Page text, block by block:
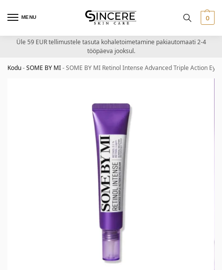
MENU 0
Üle 59 EUR tellimustele tasuta kohaletoimetamine pakiautomaati 2-4
tööpäeva jooksul.
Kodu-SOME BY MI-SOME BY MI Retinol Intense Advanced Triple Action